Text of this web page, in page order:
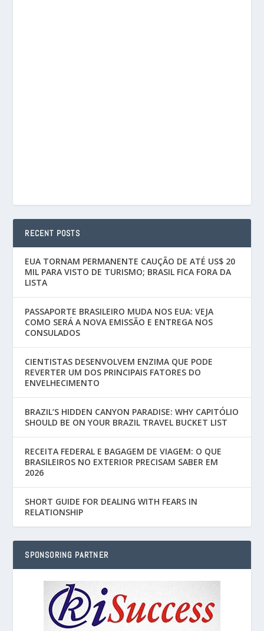
RECENT POSTS
EUA TORNAM PERMANENTE CAUÇÃO DE ATÉ US$ 20
MIL PARA VISTO DE TURISMO; BRASIL FICA FORA DA
LISTA
PASSAPORTE BRASILEIRO MUDA NOS EUA: VEJA
COMO SERÁ A NOVA EMISSÃO E ENTREGA NOS
CONSULADOS
CIENTISTAS DESENVOLVEM ENZIMA QUE PODE
REVERTER UM DOS PRINCIPAIS FATORES DO
ENVELHECIMENTO
BRAZIL’S HIDDEN CANYON PARADISE: WHY CAPITÓLIO
SHOULD BE ON YOUR BRAZIL TRAVEL BUCKET LIST
RECEITA FEDERAL E BAGAGEM DE VIAGEM: O QUE
BRASILEIROS NO EXTERIOR PRECISAM SABER EM
2026
SHORT GUIDE FOR DEALING WITH FEARS IN
RELATIONSHIP
SPONSORING PARTNER